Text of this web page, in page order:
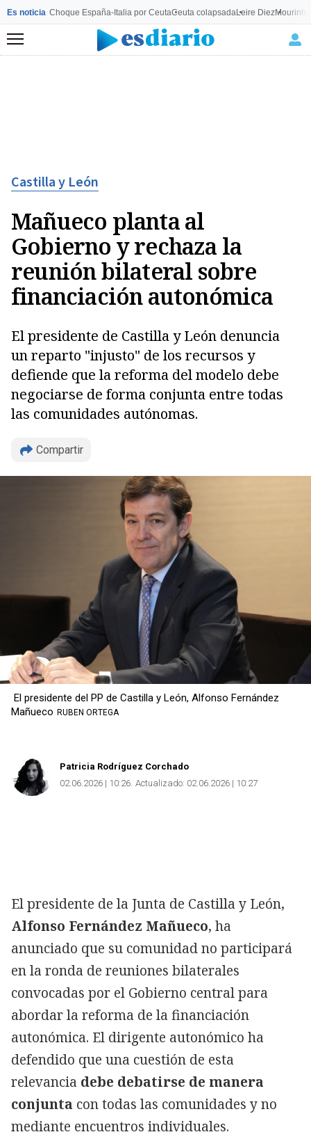
Es noticia Choque España-Italia por CeutaCeuta colapsadaLeire Diez
Menú
Castilla y León
Mañueco planta al
Gobierno y rechaza la
reunión bilateral sobre
financiación autonómica
El presidente de Castilla y León denuncia
un reparto "injusto" de los recursos y
defiende que la reforma del modelo debe
negociarse de forma conjunta entre todas
las comunidades autónomas.
Compartir
El presidente del PP de Castilla y León, Alfonso Fernández
Mañueco RUBEN ORTEGA
Patricia Rodríguez Corchado
02.06.2026 | 10:26 Actualizado: 02.06.2026 | 10:27
El presidente de la Junta de Castilla y León,
Alfonso Fernández Mañueco, ha
anunciado que su comunidad no participará
en la ronda de reuniones bilaterales
convocadas por el Gobierno central para
abordar la reforma de la financiación
autonómica. El dirigente autonómico ha
defendido que una cuestión de esta
relevancia debe debatirse de manera
conjunta con todas las comunidades y no
mediante encuentros individuales.